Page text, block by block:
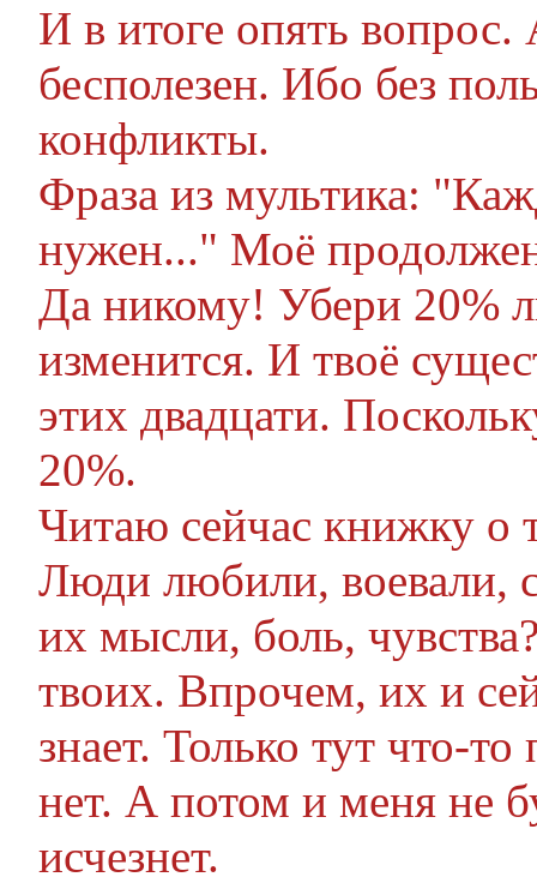
И в итоге опять вопрос.
бесполезен. Ибо без
конфликты.
Фраза из мультика:
нужен..." Моё
Да никому! Убери 20%
изменится. И твоё
этих двадцати.
20%.
Читаю сейчас книжку о
Люди любили, воевали,
их мысли, боль,
твоих. Впрочем, их и
знает. Только тут что-
нет. А потом и меня не
исчезнет.